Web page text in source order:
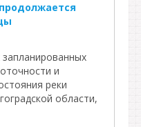
и
реки
области,